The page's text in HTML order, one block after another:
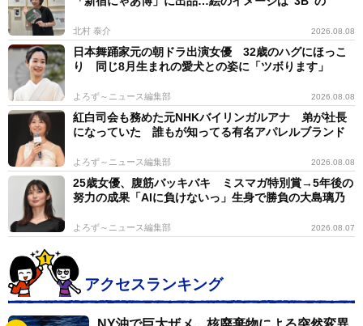
北村 泰介 2026.08.08
日本舞踊家元の朝ドラ出演女優 32歳のハグにほっこ
り 同じ8月生まれの愛犬との姿に「ツボります」
よろず～ニュース編集部 2026.08.08
紅白司会も務めた元NHKバイリンガルアナ 弟が社長
になっていた 誰もが知ってる有名アパレルブランド
よろず～ニュース編集部 2026.08.08
25歳女優、腹筋バッキバキ ミスマガ特別賞→5年後の
努力の成果「AIに負けないっ」生身で勝負の大島璃乃
よろず～ニュース編集部 2026.08.07
アクセスランキング